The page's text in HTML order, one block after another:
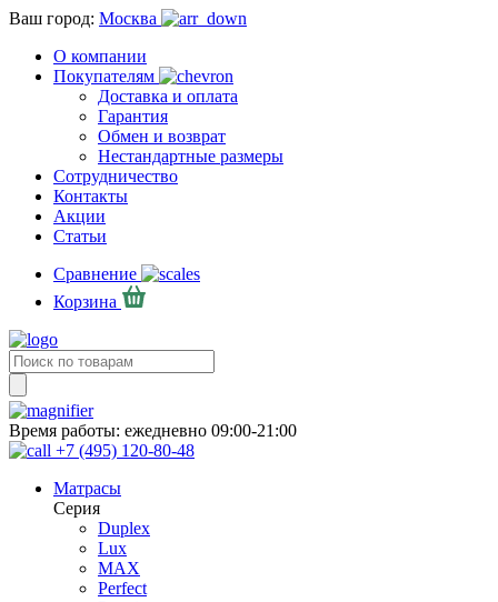
Ваш город: Москва
О компании
Покупателям
Доставка и оплата
Гарантия
Обмен и возврат
Нестандартные размеры
Сотрудничество
Контакты
Акции
Статьи
Сравнение
Корзина
Время работы: ежедневно 09:00-21:00
+7 (495) 120-80-48
Матрасы
Серия
Duplex
Lux
MAX
Perfect